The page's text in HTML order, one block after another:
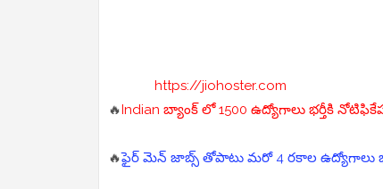
https://jiohoster.com
🔥Indian బ్యాంక్ లో 1500 ఉద్యోగాలు భర్తీకి
🔥ఫైర్ మెన్ జాబ్స్ తోపాటు మరో 4 రకాల ఉద్యోగాలు